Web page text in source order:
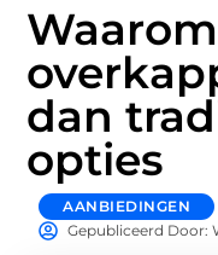
dan
opties
AANBIEDINGEN
Gepubliceerd Door: